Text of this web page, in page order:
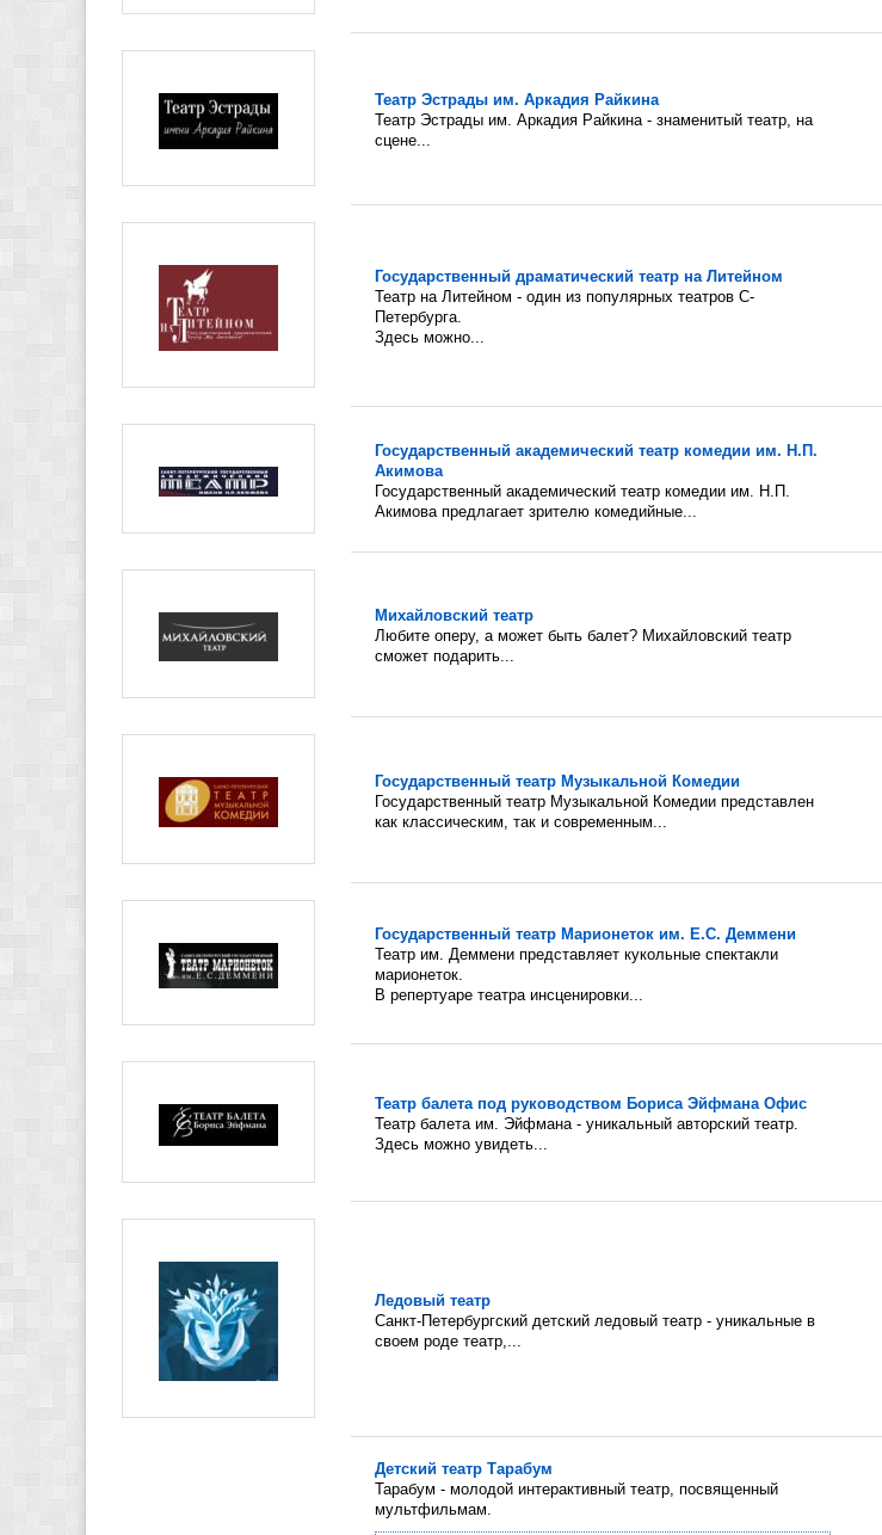
Театр Эстрады им. Аркадия Райкина
Театр Эстрады им. Аркадия Райкина - знаменитый театр, на
сцене...
Государственный драматический театр на Литейном
Театр на Литейном - один из популярных театров С-
Петербурга.
Здесь можно...
Государственный академический театр комедии им. Н.П.
Акимова
Государственный академический театр комедии им. Н.П.
Акимова предлагает зрителю комедийные...
Михайловский театр
Любите оперу, а может быть балет? Михайловский театр
сможет подарить...
Государственный театр Музыкальной Комедии
Государственный театр Музыкальной Комедии представлен
как классическим, так и современным...
Государственный театр Марионеток им. Е.С. Деммени
Театр им. Деммени представляет кукольные спектакли
марионеток.
В репертуаре театра инсценировки...
Театр балета под руководством Бориса Эйфмана Офис
Театр балета им. Эйфмана - уникальный авторский театр.
Здесь можно увидеть...
Ледовый театр
Санкт-Петербургский детский ледовый театр - уникальные в
своем роде театр,...
Детский театр Тарабум
Тарабум - молодой интерактивный театр, посвященный
мультфильмам.